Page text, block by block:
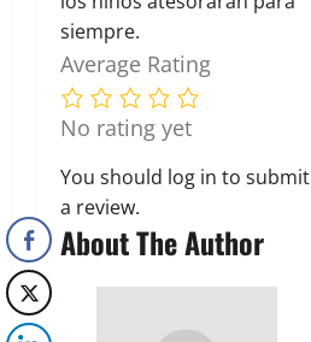
siempre.
Average Rating
No rating yet
You should log in to submit
a review.
About The Author